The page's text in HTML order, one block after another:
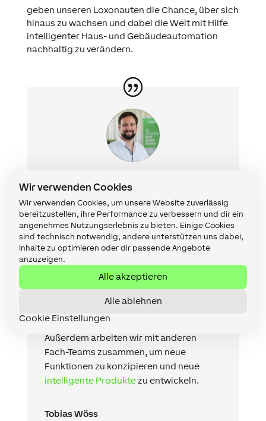
Wir verwenden Cookies
Wir verwenden Cookies, um unsere Website zuverlässig
bereitzustellen, ihre Performance zu verbessern und dir ein
angenehmes Nutzungserlebnis zu bieten. Einige Cookies
sind technisch notwendig, andere unterstützen uns dabei,
Inhalte zu optimieren oder dir passende Angebote
anzuzeigen.
Alle akzeptieren
Alle ablehnen
Cookie Einstellungen
geben unseren Loxonauten die Chance, über sich
hinaus zu wachsen und dabei die Welt mit Hilfe
intelligenter Haus- und Gebäudeautomation
nachhaltig zu verändern.
Bei meinem Einstieg bei Loxone gab es
aber die Idee und das Konzept hat mich
echt begeistert. Dank der Vielzahl an
unterstützten Funktionen (Licht, Klima,
Sicherheit, Energie, …) ist immer wieder
für Abwechslung gesorgt. Mein Team
und ich entwickeln unsere bestehenden
und sicherste Lösung bieten zu können.
Außerdem arbeiten wir mit anderen
Fach-Teams zusammen, um neue
Funktionen zu konzipieren und neue
intelligente Produktezu entwickeln.
Tobias Wöss